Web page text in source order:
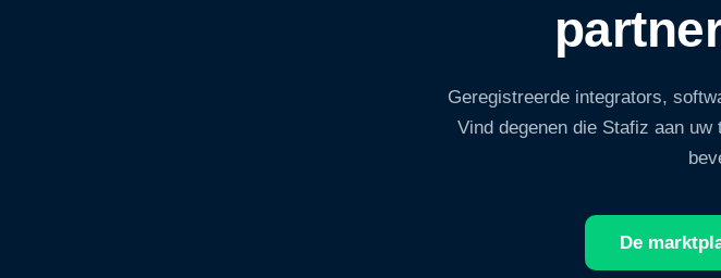
Geregistreerde integrators,
Vind degenen die Stafiz aan
De